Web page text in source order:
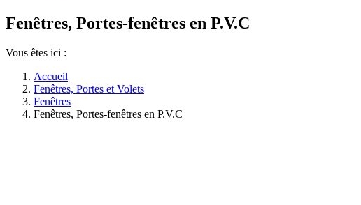
Fenêtres, Portes-fenêtres en P.V.C
Vous êtes ici :
Accueil
Fenêtres, Portes et Volets
Fenêtres
Fenêtres, Portes-fenêtres en P.V.C